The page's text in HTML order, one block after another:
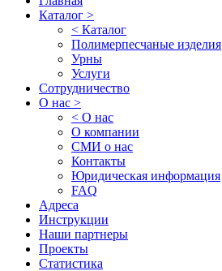
Каталог >
< Каталог
Полимерпесчаные изделия
Урны
Услуги
Сотрудничество
О нас >
< О нас
О компании
СМИ о нас
Контакты
Юридическая информация
FAQ
Адреса
Инструкции
Наши партнеры
Проекты
Статистика